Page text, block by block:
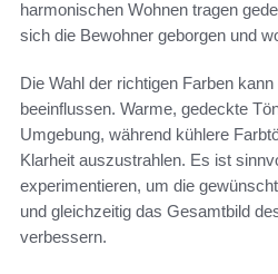
harmonischen Wohnen tragen
sich die Bewohner geborgen und
Die Wahl der richtigen Farben
beeinflussen. Warme, gedeckte
Umgebung, während kühlere
Klarheit auszustrahlen. Es ist
experimentieren, um die
und gleichzeitig das Gesamtbild
verbessern.